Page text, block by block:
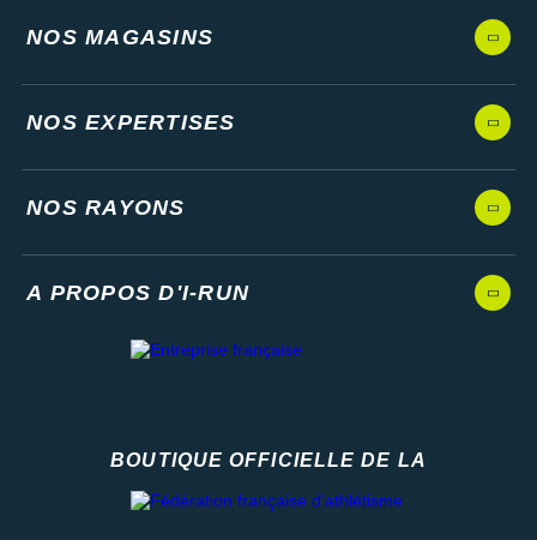
NOS MAGASINS
NOS EXPERTISES
NOS RAYONS
A PROPOS D'I-RUN
BOUTIQUE OFFICIELLE DE LA